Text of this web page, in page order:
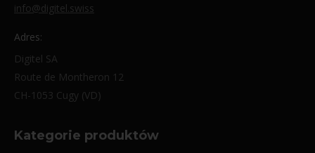
info@digitel.swiss
Adres:
Digitel SA
Route de Montheron 12
CH-1053 Cugy (VD)
Kategorie produktów